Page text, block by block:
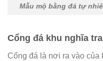
Mẫu mộ bằng đá tự
Cổng đá khu nghĩa
Cổng đá là nơi ra vào của